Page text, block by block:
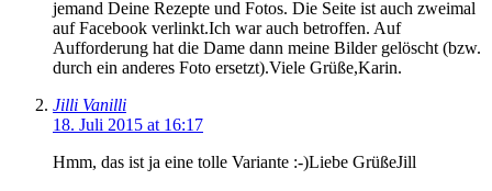
jemand Deine Rezepte und Fotos. Die Seite ist auch zweimal
auf Facebook verlinkt.Ich war auch betroffen. Auf
Aufforderung hat die Dame dann meine Bilder gelöscht (bzw.
durch ein anderes Foto ersetzt).Viele Grüße,Karin.
Jilli Vanilli
18. Juli 2015 at 16:17
Hmm, das ist ja eine tolle Variante :-)Liebe GrüßeJill